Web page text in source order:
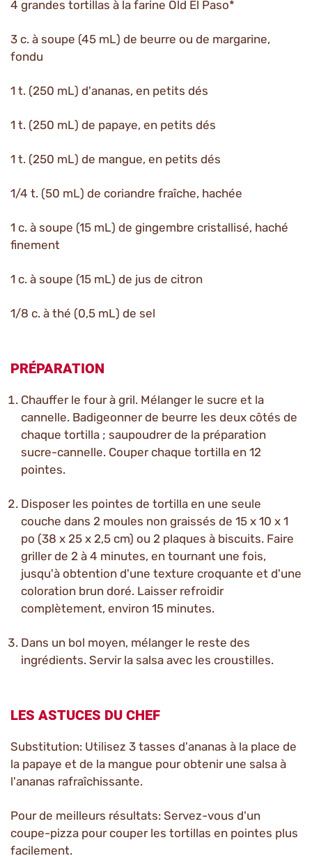
4 grandes tortillas à la farine Old El Paso*
3 c. à soupe (45 mL) de beurre ou de margarine,
fondu
1 t. (250 mL) d'ananas, en petits dés
1 t. (250 mL) de papaye, en petits dés
1 t. (250 mL) de mangue, en petits dés
1/4 t. (50 mL) de coriandre fraîche, hachée
1 c. à soupe (15 mL) de gingembre cristallisé, haché
finement
1 c. à soupe (15 mL) de jus de citron
1/8 c. à thé (0,5 mL) de sel
PRÉPARATION
Chauffer le four à gril. Mélanger le sucre et la
cannelle. Badigeonner de beurre les deux côtés de
chaque tortilla ; saupoudrer de la préparation
sucre-cannelle. Couper chaque tortilla en 12
pointes.
Disposer les pointes de tortilla en une seule
couche dans 2 moules non graissés de 15 x 10 x 1
po (38 x 25 x 2,5 cm) ou 2 plaques à biscuits. Faire
griller de 2 à 4 minutes, en tournant une fois,
jusqu'à obtention d'une texture croquante et d'une
coloration brun doré. Laisser refroidir
complètement, environ 15 minutes.
Dans un bol moyen, mélanger le reste des
ingrédients. Servir la salsa avec les croustilles.
LES ASTUCES DU CHEF
Substitution: Utilisez 3 tasses d'ananas à la place de
la papaye et de la mangue pour obtenir une salsa à
l'ananas rafraîchissante.
Pour de meilleurs résultats: Servez-vous d'un
coupe-pizza pour couper les tortillas en pointes plus
facilement.